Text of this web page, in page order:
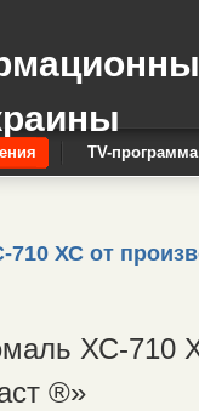
TV-программа
ХС от
ХС-710
®»